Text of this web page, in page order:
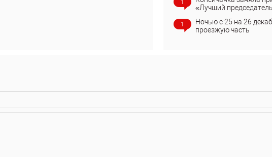
1
«Лучший
1
Ночью с 25 на 26
проезжую часть